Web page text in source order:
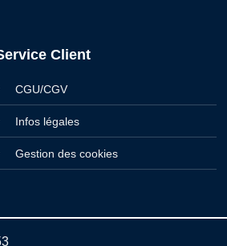
Client
CGU/CGV
Infos légales
Gestion des cookies